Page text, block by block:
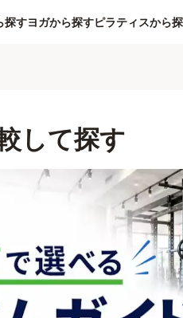
探すヨガから探すピラティスから
して探す